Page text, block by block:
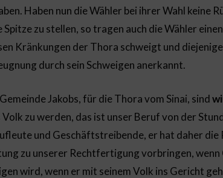
Haben nun die Wähler bei ihrer Wahl keine
zu stellen, so tragen auch die Wähler
Kränkungen der Thora schweigt und
durch sein Schweigen anerkannt.
Jakobs, für die Thora vom Sinai, sind
zu werden, das ist unser Beruf von der
und Geschäftstreibende, er hat daher
zu unserer Rechtfertigung vorbringen,
wird, wenn er mit seinem Volk ins Gericht